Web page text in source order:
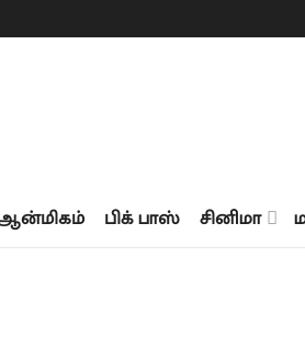
பிக் பாஸ் சினிமா